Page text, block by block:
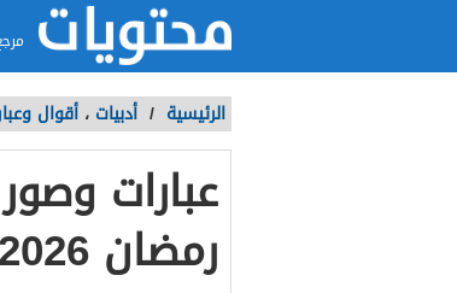
الرئيسية / أدبيات ، أقوال
عبارات
رمضان 2026